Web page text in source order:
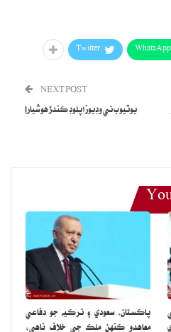
WhatsApp
Twitter
NEXT POST
يوٽيوب تي وڊيوز اپلوڊ ڪندڙ هوشيار!
پاڪستان، سعودي ۽ ترڪيه جو دفاعي
معاهدو ڪنهن ملڪ جي خلاف ناهي: